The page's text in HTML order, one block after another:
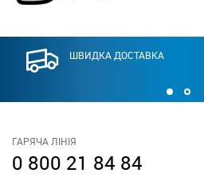
ШВИДКА ДОСТАВКА
ГАРЯЧА ЛІНІЯ
0 800 21 84 84